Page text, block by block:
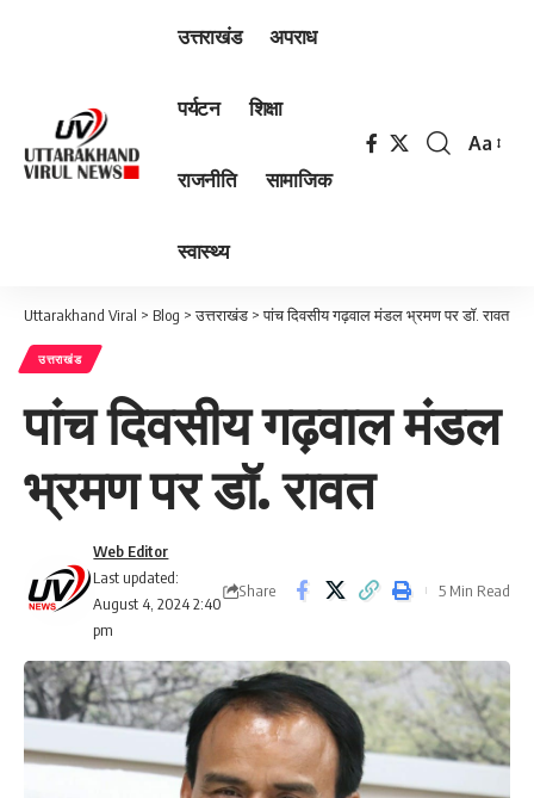
उत्तराखंड अपराध
पर्यटन शिक्षा
राजनीति सामाजिक
स्वास्थ्य
Font
Aa
Uttarakhand Viral > Blog >उत्तराखंड >पांच दिवसीय गढ़वाल मंडल भ्रमण पर डॉ. रावत
उत्तराखंड
पांच दिवसीय गढ़वाल मंडल
भ्रमण पर डॉ. रावत
Last updated:
August 4, 2024 2:40
pm
Web Editor
Share 5 Min Read